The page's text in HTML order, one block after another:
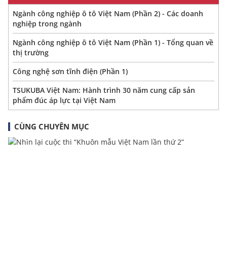
Ngành công nghiệp ô tô Việt Nam (Phần 2) - Các doanh
nghiệp trong ngành
Ngành công nghiệp ô tô Việt Nam (Phần 1) - Tổng quan về
thị trường
Công nghệ sơn tĩnh điện (Phần 1)
TSUKUBA Việt Nam: Hành trình 30 năm cung cấp sản
phẩm đúc áp lực tại Việt Nam
CÙNG CHUYÊN MỤC